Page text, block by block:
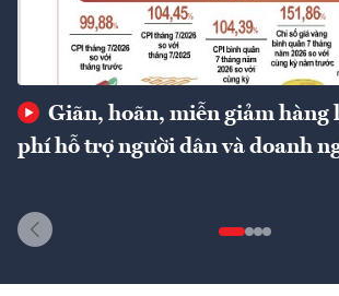
Giãn, hoãn, miễn giảm hàng
phí hỗ trợ người dân và doanh